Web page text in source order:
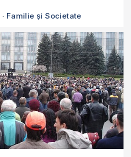
Familie și Societate